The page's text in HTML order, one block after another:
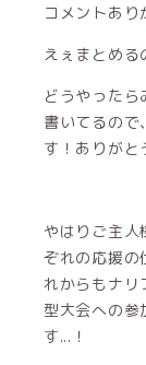
コメントあ
えぇまとめる
どうやった
書いてるので
す！ありがと
やはりご主人
ぞれの応援の
れからもナリ
型大会への参
す...！